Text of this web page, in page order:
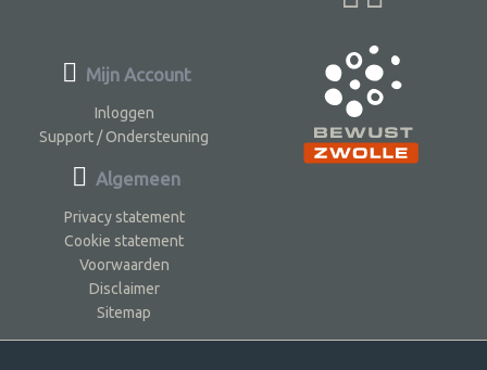
Mijn Account
Inloggen
Support / Ondersteuning
Algemeen
Privacy statement
Cookie statement
Voorwaarden
Disclaimer
Sitemap